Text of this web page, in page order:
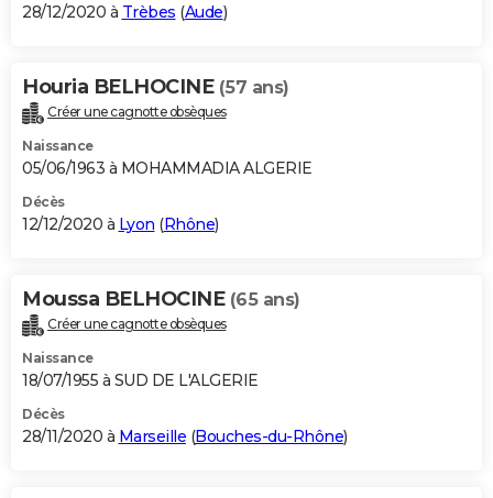
28/12/2020 à Trèbes (Aude)
Houria BELHOCINE (57 ans)
Créer une cagnotte obsèques
Naissance
05/06/1963 à MOHAMMADIA ALGERIE
Décès
12/12/2020 à Lyon (Rhône)
Moussa BELHOCINE (65 ans)
Créer une cagnotte obsèques
Naissance
18/07/1955 à SUD DE L'ALGERIE
Décès
28/11/2020 à Marseille (Bouches-du-Rhône)